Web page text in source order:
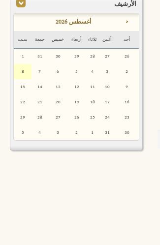
الأرشيف
< أغسطس 2026
أحد أثنين ثلاثاء أربعاء خميس جمعة سبت
26
27
28
29
30
31
1
2
3
4
5
6
7
8
9
10
11
12
13
14
15
16
17
18
19
20
21
22
23
24
25
26
27
28
29
30
31
1
2
3
4
5